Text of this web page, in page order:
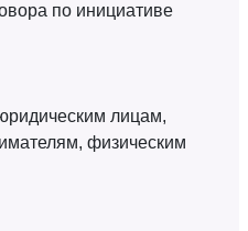
по инициативе
лицам,
физическим